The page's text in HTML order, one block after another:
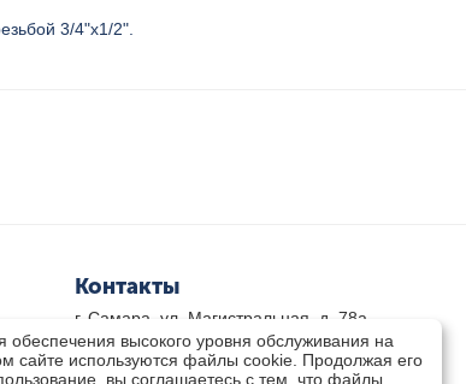
3/4"х1/2".
Контакты
г. Самара, ул. Магистральная, д. 78а
8 800-333-33-79(звонок бесплатный)
8(846)-211-03-15
обеспечения высокого уровня обслуживания на
сайте используются файлы cookie. Продолжая его
вы соглашаетесь с тем, что файлы